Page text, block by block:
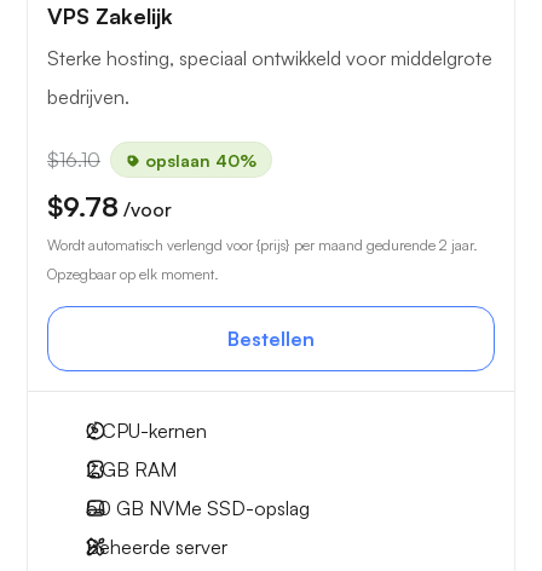
VPS Zakelijk
Sterke hosting, speciaal ontwikkeld voor middelgrote
bedrijven.
$16.10 opslaan 40%
$9.78 /voor
Wordt automatisch verlengd voor {prijs} per maand gedurende 2 jaar.
Opzegbaar op elk moment.
Bestellen
2CPU-kernen
2 GB RAM
50 GB NVMe SSD-opslag
Beheerde server